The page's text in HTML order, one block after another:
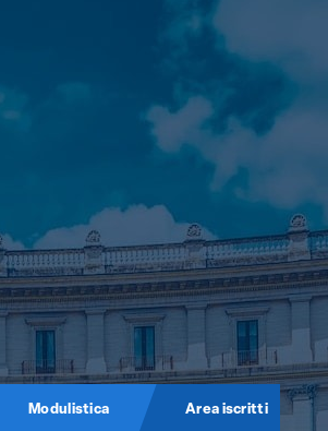
Modulistica Area iscritti